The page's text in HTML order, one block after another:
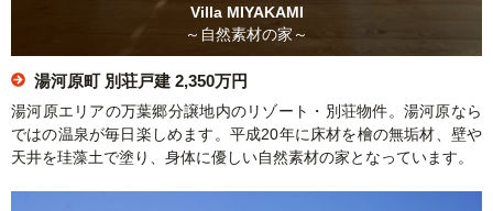
Villa MIYAKAMI
～自然素材の家～
湯河原町 別荘戸建 2,350万円
湯河原エリアの万葉郷分譲地内のリゾート・別荘物件。湯河原なら
ではの温泉が毎日楽しめます。平成20年に床材を檜の無垢材、壁や
天井を珪藻土で塗り、身体に優しい自然素材の家となっています。